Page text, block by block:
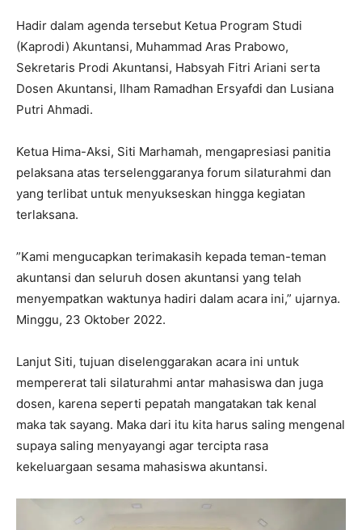
Hadir dalam agenda tersebut Ketua Program Studi
(Kaprodi) Akuntansi, Muhammad Aras Prabowo,
Sekretaris Prodi Akuntansi, Habsyah Fitri Ariani serta
Dosen Akuntansi, Ilham Ramadhan Ersyafdi dan Lusiana
Putri Ahmadi.
Ketua Hima-Aksi, Siti Marhamah, mengapresiasi panitia
pelaksana atas terselenggaranya forum silaturahmi dan
yang terlibat untuk menyukseskan hingga kegiatan
terlaksana.
”Kami mengucapkan terimakasih kepada teman-teman
akuntansi dan seluruh dosen akuntansi yang telah
menyempatkan waktunya hadiri dalam acara ini,” ujarnya.
Minggu, 23 Oktober 2022.
Lanjut Siti, tujuan diselenggarakan acara ini untuk
mempererat tali silaturahmi antar mahasiswa dan juga
dosen, karena seperti pepatah mangatakan tak kenal
maka tak sayang. Maka dari itu kita harus saling mengenal
supaya saling menyayangi agar tercipta rasa
kekeluargaan sesama mahasiswa akuntansi.